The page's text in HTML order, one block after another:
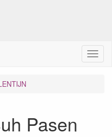
M
e
Pasen